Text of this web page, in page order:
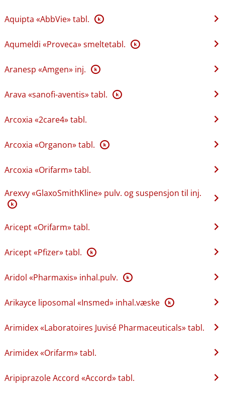
Aquipta «AbbVie» tabl. K
Aqumeldi «Proveca» smeltetabl. K
Aranesp «Amgen» inj. K
Arava «sanofi-aventis» tabl. K
Arcoxia «2care4» tabl.
Arcoxia «Organon» tabl. K
Arcoxia «Orifarm» tabl.
Arexvy «GlaxoSmithKline» pulv. og suspensjon til inj.
K
Aricept «Orifarm» tabl.
Aricept «Pfizer» tabl. K
Aridol «Pharmaxis» inhal.pulv. K
Arikayce liposomal «Insmed» inhal.væske K
Arimidex «Laboratoires Juvisé Pharmaceuticals» tabl.
Arimidex «Orifarm» tabl.
Aripiprazole Accord «Accord» tabl.